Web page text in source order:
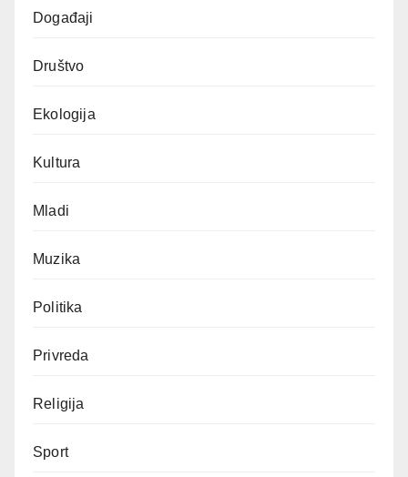
Događaji
Društvo
Ekologija
Kultura
Mladi
Muzika
Politika
Privreda
Religija
Sport